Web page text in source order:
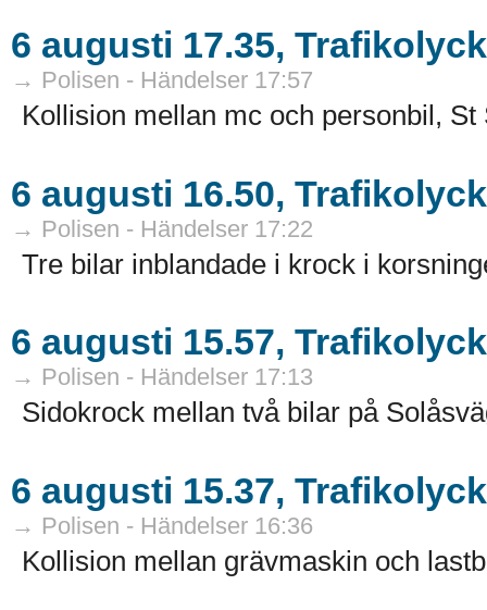
6 augusti 17.35,
→ Polisen - Händelser 17:57
Kollision mellan mc och personbil, St
6 augusti 16.50,
→ Polisen - Händelser 17:22
Tre bilar inblandade i krock i
6 augusti 15.57,
→ Polisen - Händelser 17:13
Sidokrock mellan två bilar på
6 augusti 15.37,
→ Polisen - Händelser 16:36
Kollision mellan grävmaskin och